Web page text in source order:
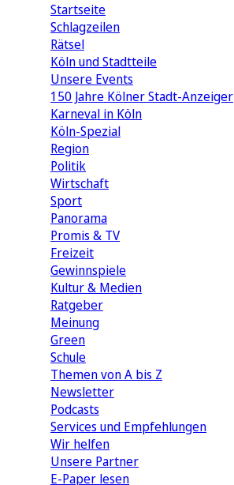
Startseite
Schlagzeilen
Rätsel
Köln und Stadtteile
Unsere Events
150 Jahre Kölner Stadt-Anzeiger
Karneval in Köln
Köln-Spezial
Region
Politik
Wirtschaft
Sport
Panorama
Promis & TV
Freizeit
Gewinnspiele
Kultur & Medien
Ratgeber
Meinung
Green
Schule
Themen von A bis Z
Newsletter
Podcasts
Services und Empfehlungen
Wir helfen
Unsere Partner
E-Paper lesen